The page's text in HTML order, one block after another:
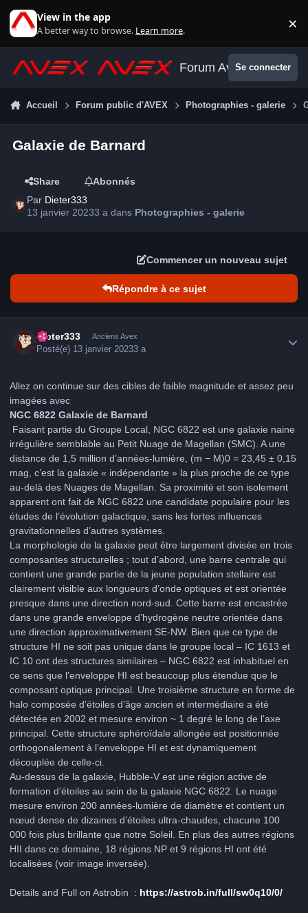
View in the app
A better way to browse. Learn more. ×
Forum AvexSe connecter
Accueil Forum public d'AVEX Photographies - galerie
Galaxie de Barnard
Share
Abonnés
Par Dieter333
13 janvier 20233 a dans Photographies - galerie
Commencer un nouveau sujet
Répondre à ce sujet
Dieter333 Anciens Avex
Posté(e) 13 janvier 20233 a
Allez on continue sur des cibles de faible magnitude et assez peu
imagées avec
NGC 6822 Galaxie de Barnard
Faisant partie du Groupe Local, NGC 6822 est une galaxie naine
irrégulière semblable au Petit Nuage de Magellan (SMC). A une
distance de 1,5 million d’années-lumière, (m − M)0 = 23,45 ± 0,15
mag, c’est la galaxie « indépendante » la plus proche de ce type
au-delà des Nuages de Magellan. Sa proximité et son isolement
apparent ont fait de NGC 6822 une candidate populaire pour les
études de l’évolution galactique, sans les fortes influences
gravitationnelles d’autres systèmes.
La morphologie de la galaxie peut être largement divisée en trois
composantes structurelles ; tout d’abord, une barre centrale qui
contient une grande partie de la jeune population stellaire est
clairement visible aux longueurs d’onde optiques et est orientée
presque dans une direction nord-sud. Cette barre est encastrée
dans une grande enveloppe d’hydrogène neutre orientée dans
une direction approximativement SE-NW. Bien que ce type de
structure HI ne soit pas unique dans le groupe local – IC 1613 et
IC 10 ont des structures similaires – NGC 6822 est inhabituel en
ce sens que l’enveloppe HI est beaucoup plus étendue que le
composant optique principal. Une troisième structure en forme de
halo composée d’étoiles d’âge ancien et intermédiaire a été
détectée en 2002 et mesure environ ~ 1 degré le long de l’axe
principal. Cette structure sphéroïdale allongée est positionnée
orthogonalement à l’enveloppe HI et est dynamiquement
découplée de celle-ci.
Au-dessus de la galaxie, Hubble-V est une région active de
formation d’étoiles au sein de la galaxie NGC 6822. Le nuage
mesure environ 200 années-lumière de diamètre et contient un
nœud dense de dizaines d’étoiles ultra-chaudes, chacune 100
000 fois plus brillante que notre Soleil. En plus des autres régions
HII dans ce domaine, 18 régions NP et 9 régions HI ont été
localisées (voir image inversée).
Details and Full on Astrobin : https://astrob.in/full/sw0q10/0/